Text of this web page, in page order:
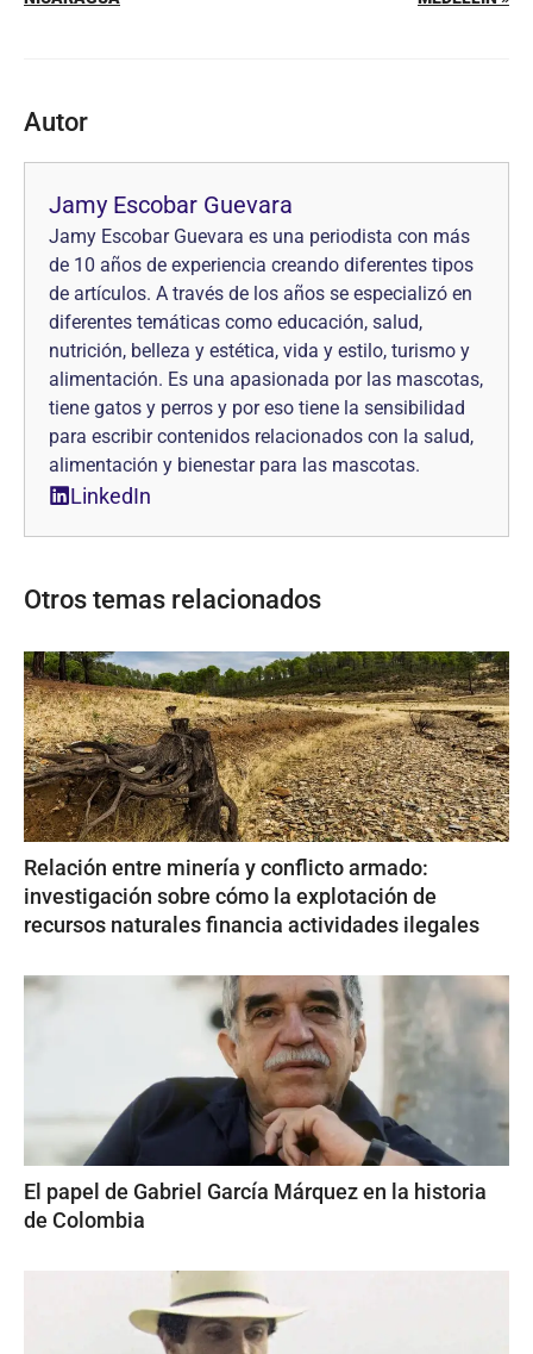
Autor
Jamy Escobar Guevara
Jamy Escobar Guevara es una periodista con más
de 10 años de experiencia creando diferentes tipos
de artículos. A través de los años se especializó en
diferentes temáticas como educación, salud,
nutrición, belleza y estética, vida y estilo, turismo y
alimentación. Es una apasionada por las mascotas,
tiene gatos y perros y por eso tiene la sensibilidad
para escribir contenidos relacionados con la salud,
alimentación y bienestar para las mascotas.
LinkedIn
Otros temas relacionados
Relación entre minería y conflicto armado:
investigación sobre cómo la explotación de
recursos naturales financia actividades ilegales
El papel de Gabriel García Márquez en la historia
de Colombia